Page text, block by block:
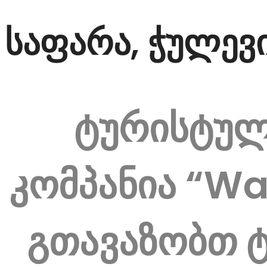
საფარა,
კომპანია
გთავაზობთ